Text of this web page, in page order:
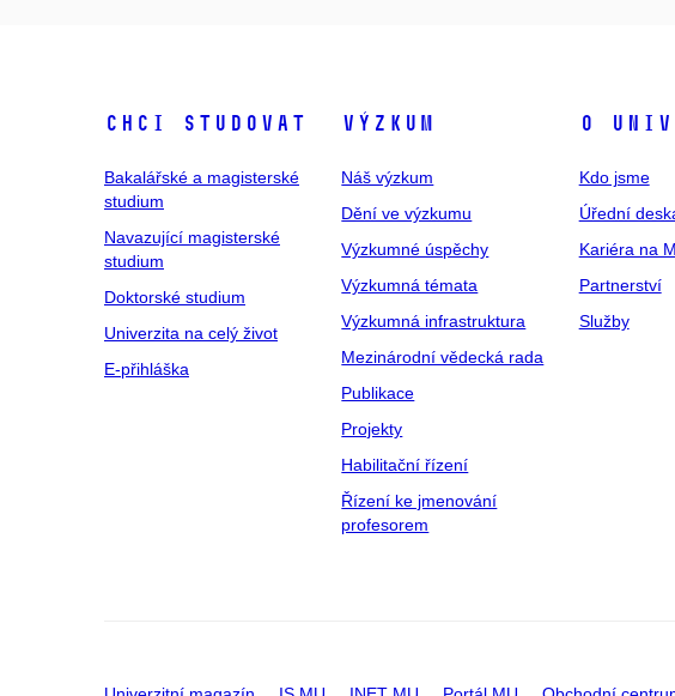
Chci studovat
Bakalářské a magisterské
studium
Navazující magisterské
studium
Doktorské studium
Univerzita na celý život
E-přihláška
Výzkum
Náš výzkum
Dění ve výzkumu
Výzkumné úspěchy
Výzkumná témata
Výzkumná infrastruktura
Mezinárodní vědecká rada
Publikace
Projekty
Habilitační řízení
Řízení ke jmenování
profesorem
O
Kdo jsme
Úřední
Kariéra na
Partnerství
Služby